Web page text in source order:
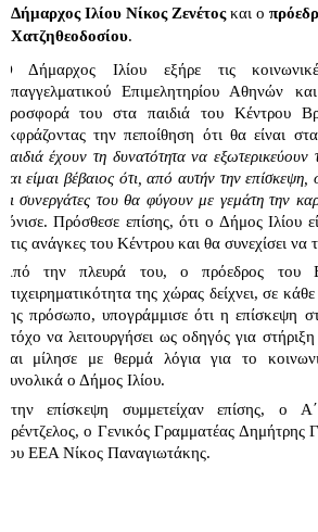
Δήμαρχος Ιλίου Νίκος Ζενέτος και ο
Χατζηθεοδοσίου.
Ο Δήμαρχος Ιλίου εξήρε τις
Επαγγελματικού Επιμελητηρίου Αθηνών
προσφορά του στα παιδιά του
εκφράζοντας την πεποίθηση ότι θα είναι
παιδιά έχουν τη δυνατότητα να
και είμαι βέβαιος ότι, από αυτήν την
οι συνεργάτες του θα φύγουν με γεμάτη την
τόνισε. Πρόσθεσε επίσης, ότι ο Δήμος Ιλίου
στις ανάγκες του Κέντρου και θα συνεχίσει να
Από την πλευρά του, ο πρόεδρος του
επιχειρηματικότητα της χώρας δείχνει, σε
της πρόσωπο, υπογράμμισε ότι η επίσκεψη
στόχο να λειτουργήσει ως οδηγός για
και μίλησε με θερμά λόγια για το
συνολικά ο Δήμος Ιλίου.
Στην επίσκεψη συμμετείχαν επίσης, ο
Γρέντζελος, ο Γενικός Γραμματέας Δημήτρης
του ΕΕΑ Νίκος Παναγιωτάκης.